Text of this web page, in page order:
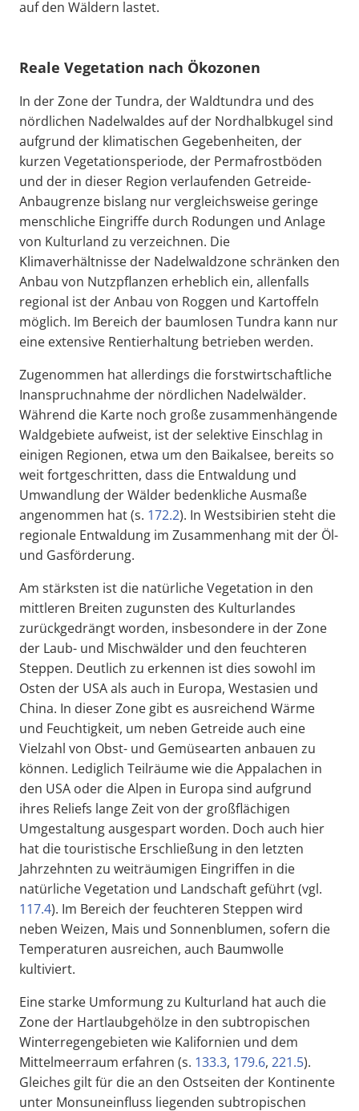
auf den Wäldern lastet.
Reale Vegetation nach Ökozonen
In der Zone der Tundra, der Waldtundra und des
nördlichen Nadelwaldes auf der Nordhalbkugel sind
aufgrund der klimatischen Gegebenheiten, der
kurzen Vegetationsperiode, der Permafrostböden
und der in dieser Region verlaufenden Getreide-
Anbaugrenze bislang nur vergleichsweise geringe
menschliche Eingriffe durch Rodungen und Anlage
von Kulturland zu verzeichnen. Die
Klimaverhältnisse der Nadelwaldzone schränken den
Anbau von Nutzpflanzen erheblich ein, allenfalls
regional ist der Anbau von Roggen und Kartoffeln
möglich. Im Bereich der baumlosen Tundra kann nur
eine extensive Rentierhaltung betrieben werden.
Zugenommen hat allerdings die forstwirtschaftliche
Inanspruchnahme der nördlichen Nadelwälder.
Während die Karte noch große zusammenhängende
Waldgebiete aufweist, ist der selektive Einschlag in
einigen Regionen, etwa um den Baikalsee, bereits so
weit fortgeschritten, dass die Entwaldung und
Umwandlung der Wälder bedenkliche Ausmaße
angenommen hat (s. 172.2). In Westsibirien steht die
regionale Entwaldung im Zusammenhang mit der Öl-
und Gasförderung.
Am stärksten ist die natürliche Vegetation in den
mittleren Breiten zugunsten des Kulturlandes
zurückgedrängt worden, insbesondere in der Zone
der Laub- und Mischwälder und den feuchteren
Steppen. Deutlich zu erkennen ist dies sowohl im
Osten der USA als auch in Europa, Westasien und
China. In dieser Zone gibt es ausreichend Wärme
und Feuchtigkeit, um neben Getreide auch eine
Vielzahl von Obst- und Gemüsearten anbauen zu
können. Lediglich Teilräume wie die Appalachen in
den USA oder die Alpen in Europa sind aufgrund
ihres Reliefs lange Zeit von der großflächigen
Umgestaltung ausgespart worden. Doch auch hier
hat die touristische Erschließung in den letzten
Jahrzehnten zu weiträumigen Eingriffen in die
natürliche Vegetation und Landschaft geführt (vgl.
117.4). Im Bereich der feuchteren Steppen wird
neben Weizen, Mais und Sonnenblumen, sofern die
Temperaturen ausreichen, auch Baumwolle
kultiviert.
Eine starke Umformung zu Kulturland hat auch die
Zone der Hartlaubgehölze in den subtropischen
Winterregengebieten wie Kalifornien und dem
Mittelmeerraum erfahren (s. 133.3, 179.6, 221.5).
Gleiches gilt für die an den Ostseiten der Kontinente
unter Monsuneinfluss liegenden subtropischen